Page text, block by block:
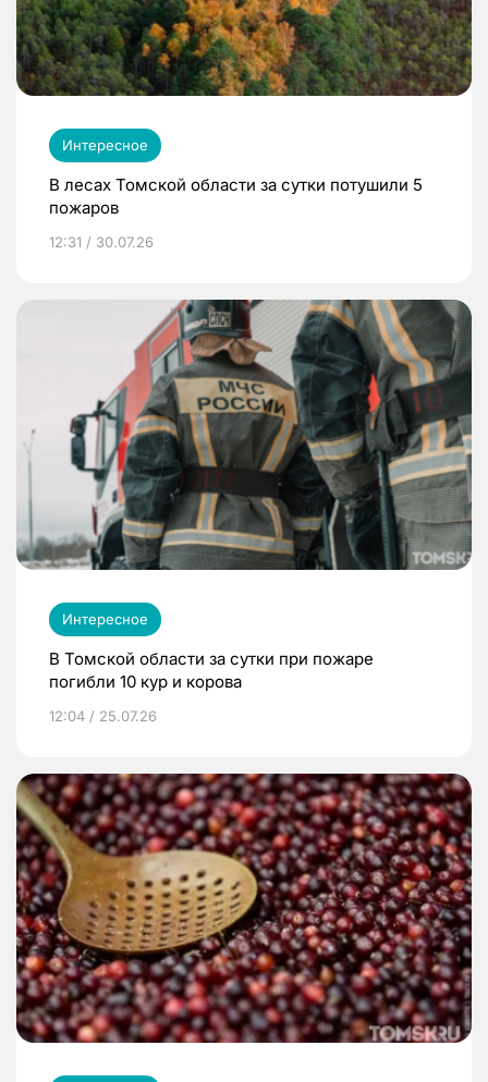
Интересное
В лесах Томской области за сутки потушили 5
пожаров
12:31 / 30.07.26
Интересное
В Томской области за сутки при пожаре
погибли 10 кур и корова
12:04 / 25.07.26